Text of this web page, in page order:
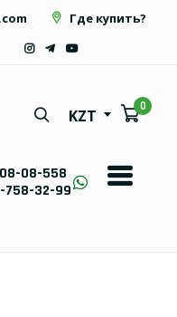
Где купить?
KZT
0
08-558
758-32-99